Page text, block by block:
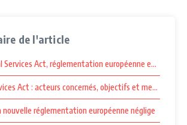
de l'article
Services Act, réglementation européenne entrée
Act : acteurs concernés, objectifs et mesures
nouvelle réglementation européenne néglige